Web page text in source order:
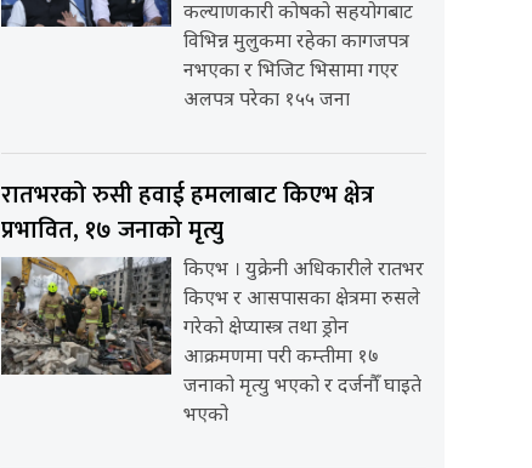
कल्याणकारी कोषको सहयोगबाट
विभिन्न मुलुकमा रहेका कागजपत्र
नभएका र भिजिट भिसामा गएर
अलपत्र परेका १५५ जना
रातभरको रुसी हवाई हमलाबाट किएभ क्षेत्र
प्रभावित, १७ जनाको मृत्यु
किएभ । युक्रेनी अधिकारीले रातभर
किएभ र आसपासका क्षेत्रमा रुसले
गरेको क्षेप्यास्त्र तथा ड्रोन
आक्रमणमा परी कम्तीमा १७
जनाको मृत्यु भएको र दर्जनौँ घाइते
भएको